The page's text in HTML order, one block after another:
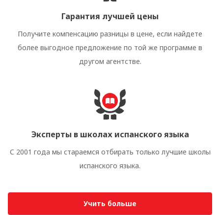
Гарантия лучшей цены
Получите компенсацию разницы в цене, если найдете
более выгодное предложение по той же программе в
другом агентстве.
Эксперты в школах испанского языка
С 2001 года мы стараемся отбирать только лучшие школы
испанского языка.
Учить больше